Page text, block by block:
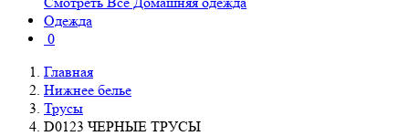
Одежда
0
Главная
Нижнее белье
Трусы
D0123 ЧЕРНЫЕ ТРУСЫ